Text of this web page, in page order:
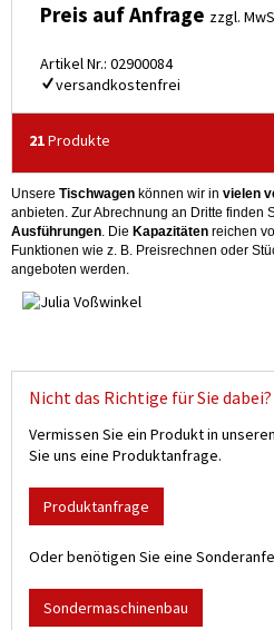
Preis auf Anfrage zzgl.
Artikel Nr.: 02900084
versandkostenfrei
21Produkte
Unsere Tischwagen können wir in vielen
anbieten. Zur Abrechnung an Dritte finden
Ausführungen. Die Kapazitäten reichen
Funktionen wie z. B. Preisrechnen oder
angeboten werden.
Nicht das Richtige für Sie dabei?
Vermissen Sie ein Produkt in
Sie uns eine Produktanfrage.
Produktanfrage
Oder benötigen Sie eine
Sondermaschinenbau